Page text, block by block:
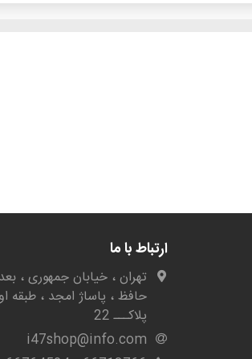
ارتباط با ما
تهران ، خیابان جمهوری ،
حافظ ، پاساژ امجد ، طبقه
پلاکـــ 22
i47shop@info.com